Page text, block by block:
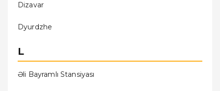
Dizavar
Dyurdzhe
L
Əli Bayramlı Stansiyası